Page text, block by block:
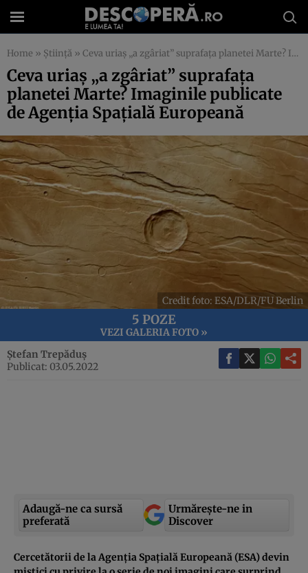
Home » Știință » Ceva uriaș „a zgâriat” suprafața planetei Marte? Imaginile publicate de Agenția Spațială Europeană
Ceva uriaș „a zgâriat” suprafața
planetei Marte? Imaginile publicate
de Agenția Spațială Europeană
Credit foto: ESA/DLR/FU Berlin
5 POZE
VEZI GALERIA FOTO »
Ștefan Trepăduș
Publicat: 03.05.2022
Adaugă-ne ca sursă
preferată
Urmărește-ne in
Discover
Cercetătorii de la Agenția Spațială Europeană (ESA) devin